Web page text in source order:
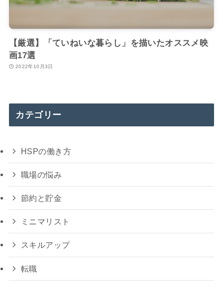
【厳選】「ていねいな暮らし」を描いたオススメ映
画17選
2022年10月3日
カテゴリー
HSPの働き方
職場の悩み
節約と貯金
ミニマリスト
スキルアップ
転職